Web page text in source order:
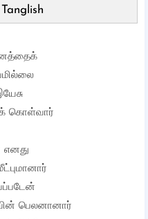
Tanglish
கொள்வார்
பெலனானார்